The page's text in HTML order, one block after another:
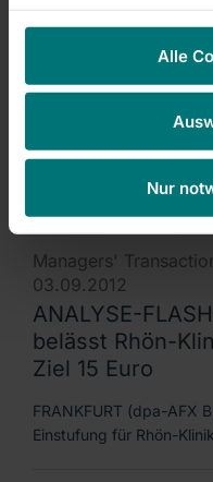
Alle
Nur
Managers'
ROUNDUP:
BAD HOMBURG/BAD
Managers'
03.09.2012
ANALYSE-
belässt Rhön-
Ziel 15 Euro
FRANKFURT (dpa-AFX
Einstufung für Rhön-